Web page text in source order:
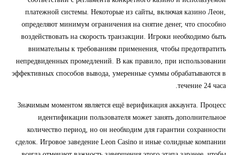
платежной системы. Некоторые из сайты, включая казино Леон,
определяют минимум ограничения на снятие денег, что способно
воздействовать на скорость транзакции. Игроки необходимо быть
внимательны к требованиям применения, чтобы предотвратить
непредвиденных промедлений. В как правило, при использовании
эффективных способов вывода, умеренные суммы обрабатываются в
течение 24 часа.
Значимым моментом является ещё верификация аккаунта. Процесс
идентификации пользователя может занять дополнительное
количество период, но он необходим для гарантии сохранности
сделок. Игровое заведение Leon Casino и иные солидные компании